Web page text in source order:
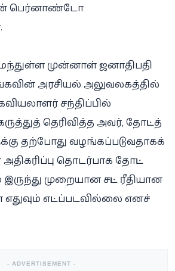
பெர்னாண்டோ
முன்னாள் ஜனாதிபதி
அரசியல் அலுவலகத்தில்
சந்திப்பில்
தெரிவித்த அவர், தோட்டத்
தற்போது வழங்கப்படுவதாகக்
தொடர்பாக தோட்ட
முறையான சட்ட ரீதியான
எட்டப்படவில்லை எனச்
- ADVERTISEMENT -